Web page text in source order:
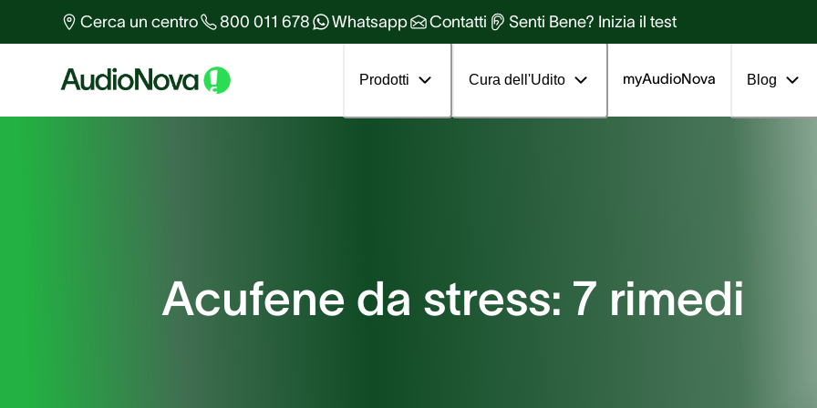
Cerca un centro 800 011 678 Whatsapp Contatti Senti Bene? Inizia il test
Prodotti Cura dell'Udito myAudioNova Blog
Acufene da stress: 7 rimedi